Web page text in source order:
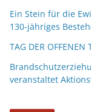
Ein Stein für die
130-jähriges
TAG DER OFFENEN
veranstaltet